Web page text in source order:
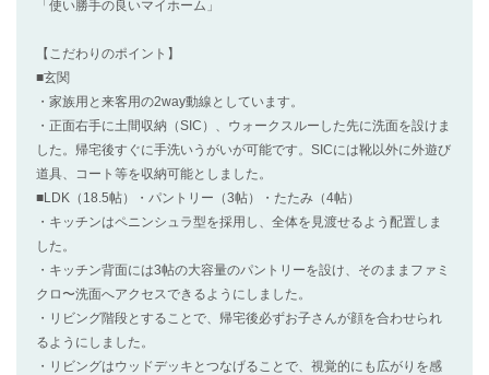
「使い勝手の良いマイホーム」
【こだわりのポイント】
■玄関
・家族用と来客用の2way動線としています。
・正面右手に土間収納（SIC）、ウォークスルーした先に洗面を設けま
した。帰宅後すぐに手洗いうがいが可能です。SICには靴以外に外遊び
道具、コート等を収納可能としました。
■LDK（18.5帖）・パントリー（3帖）・たたみ（4帖）
・キッチンはペニンシュラ型を採用し、全体を見渡せるよう配置しま
した。
・キッチン背面には3帖の大容量のパントリーを設け、そのままファミ
クロ〜洗面へアクセスできるようにしました。
・リビング階段とすることで、帰宅後必ずお子さんが顔を合わせられ
るようにしました。
・リビングはウッドデッキとつなげることで、視覚的にも広がりを感